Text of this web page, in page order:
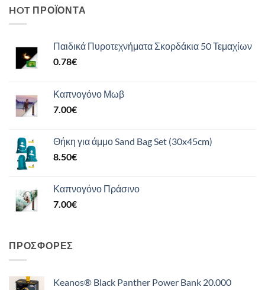
HOT ΠΡΟΪΌΝΤΑ
Παιδικά Πυροτεχνήματα Σκορδάκια 50 Τεμαχίων
0.78€
Καπνογόνο Μωβ
7.00€
Θήκη για άμμο Sand Bag Set (30x45cm)
8.50€
Καπνογόνο Πράσινο
7.00€
ΠΡΟΣΦΟΡΈΣ
Keanos® Black Panther Power Bank 20.000